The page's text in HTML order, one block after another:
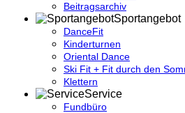
Beitragsarchiv
Sportangebot
DanceFit
Kinderturnen
Oriental Dance
Ski Fit + Fit durch den
Klettern
Service
Fundbüro